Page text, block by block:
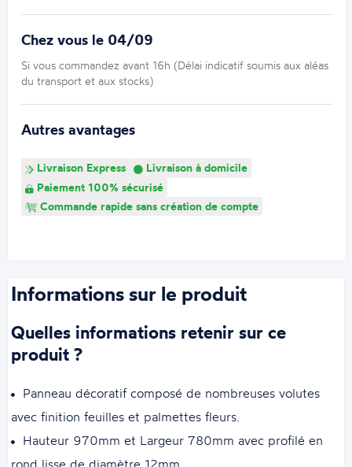
Chez vous le 04/09
Si vous commandez avant 16h (Délai indicatif soumis aux aléas
du transport et aux stocks)
Autres avantages
Livraison Express
Livraison à domicile
Paiement 100% sécurisé
Commande rapide sans création de compte
Informations sur le produit
Quelles informations retenir sur ce
produit ?
Panneau décoratif composé de nombreuses volutes
avec finition feuilles et palmettes fleurs.
Hauteur 970mm et Largeur 780mm avec profilé en